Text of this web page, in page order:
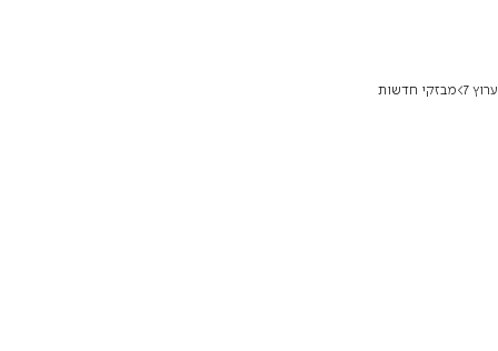
ערוץ 7 מבזקי חדשות